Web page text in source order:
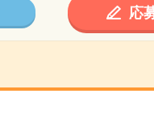
応